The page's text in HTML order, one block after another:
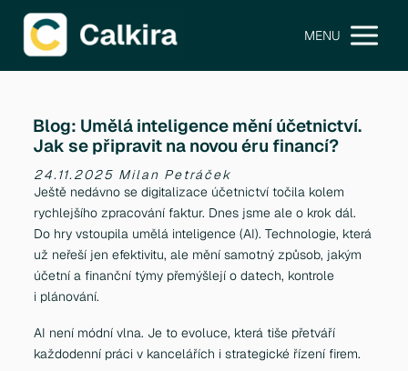
MENU
Blog: Umělá inteligence mění účetnictví.
Jak se připravit na novou éru financí?
24.11.2025 Milan Petráček
Ještě nedávno se digitalizace účetnictví točila kolem
rychlejšího zpracování faktur. Dnes jsme ale o krok dál.
Do hry vstoupila umělá inteligence (AI). Technologie, která
už neřeší jen efektivitu, ale mění samotný způsob, jakým
účetní a finanční týmy přemýšlejí o datech, kontrole
i plánování.
AI není módní vlna. Je to evoluce, která tiše přetváří
každodenní práci v kancelářích i strategické řízení firem.